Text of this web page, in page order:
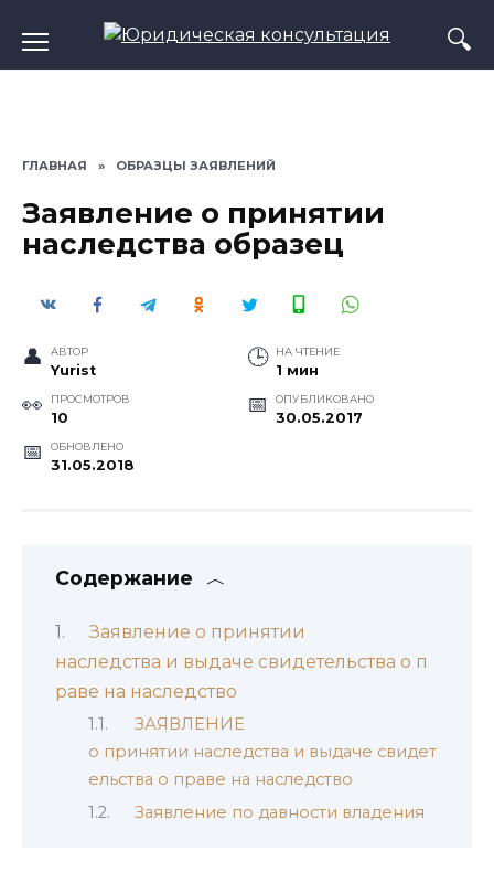
содержанию
ГЛАВНАЯ » ОБРАЗЦЫ ЗАЯВЛЕНИЙ
Заявление о принятии
наследства образец
АВТОР
Yurist
НА ЧТЕНИЕ
1 мин
ПРОСМОТРОВ
10
ОПУБЛИКОВАНО
30.05.2017
ОБНОВЛЕНО
31.05.2018
Содержание
Заявление о принятии
наследства и выдаче свидетельства о п
раве на наследство
ЗАЯВЛЕНИЕ
о принятии наследства и выдаче свидет
ельства о праве на наследство
Заявление по давности владения